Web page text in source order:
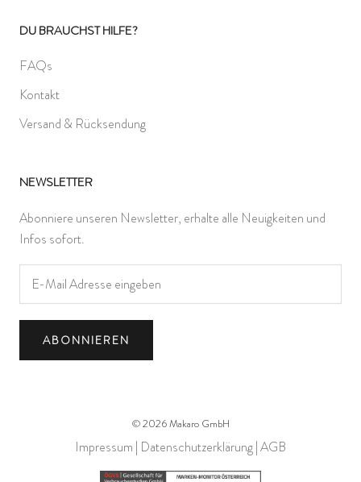
DU BRAUCHST HILFE?
FAQs
Kontakt
Versand & Rücksendung
NEWSLETTER
Abonniere unseren Newsletter, erhalte alle Neuigkeiten und
Infos sofort.
ABONNIEREN
© 2026 Makaro GmbH
Impressum | Datenschutzerklärung|AGB